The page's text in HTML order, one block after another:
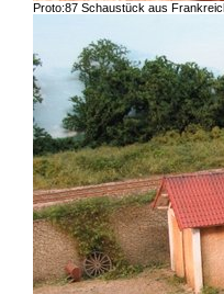
Proto:87 Schaustück aus